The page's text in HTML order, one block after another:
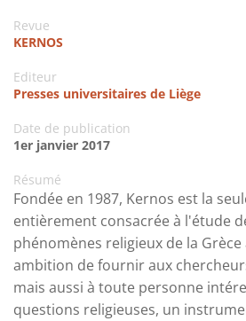
Revue
KERNOS
Editeur
Presses universitaires de Liège
Date de publication
1er janvier 2017
Résumé
Fondée en 1987, Kernos est la
entièrement consacrée à l'étude
phénomènes religieux de la
ambition de fournir aux
mais aussi à toute personne
questions religieuses, un